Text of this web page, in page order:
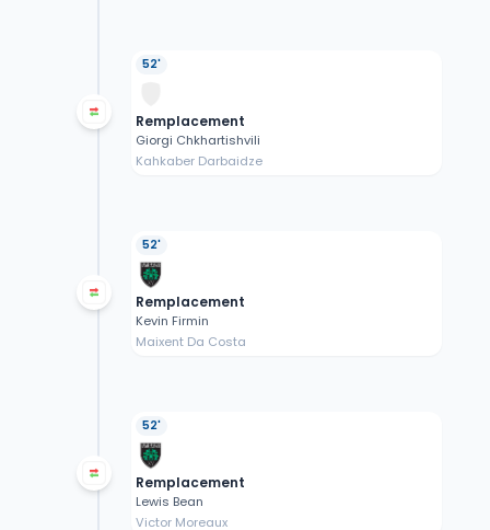
52'
Remplacement
Giorgi Chkhartishvili
Kahkaber Darbaidze
52'
Remplacement
Kevin Firmin
Maixent Da Costa
52'
Remplacement
Lewis Bean
Victor Moreaux